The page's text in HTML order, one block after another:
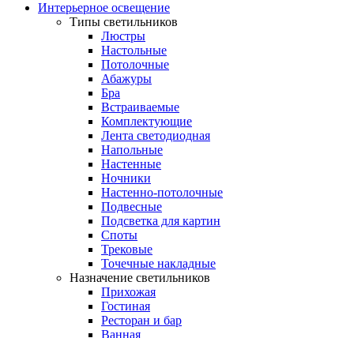
Интерьерное освещение
Типы светильников
Люстры
Настольные
Потолочные
Абажуры
Бра
Встраиваемые
Комплектующие
Лента светодиодная
Напольные
Настенные
Ночники
Настенно-потолочные
Подвесные
Подсветка для картин
Споты
Трековые
Точечные накладные
Назначение светильников
Прихожая
Гостиная
Ресторан и бар
Ванная